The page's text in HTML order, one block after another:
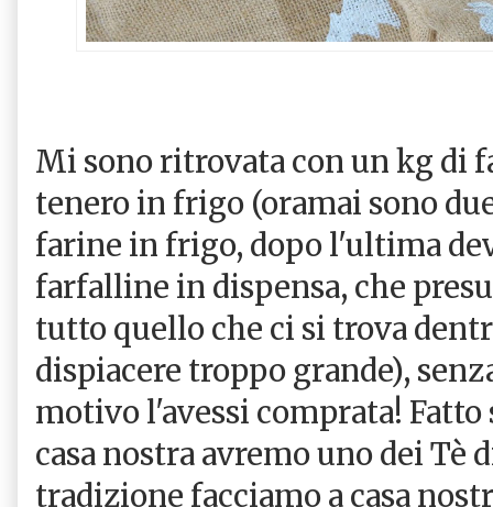
Mi sono ritrovata con un kg di
tenero in frigo (oramai sono
farine in frigo, dopo l'ultima
farfalline in dispensa, che
tutto quello che ci si trova
dispiacere troppo grande),
motivo l'avessi comprata! Fatto
casa nostra avremo uno dei Tè
tradizione facciamo a casa